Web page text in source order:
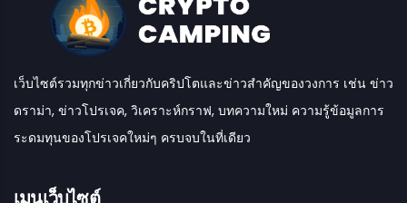
เว็บไซต์รวมทุกข่าวเกี่ยวกับคริปโตและข่าวสำคัญของวงการ เช่น ข่าว
ดราม่า, ข่าวโปรเจค, วิเคราะห์กราฟ, บทความใหม่ ความรู้ข้อมูลการ
ระดมทุนของโปรเจคใหม่ๆ ครบจบในที่เดียว